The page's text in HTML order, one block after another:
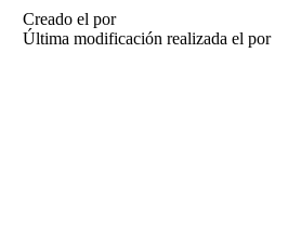
Creado el por
Última modificación realizada el por